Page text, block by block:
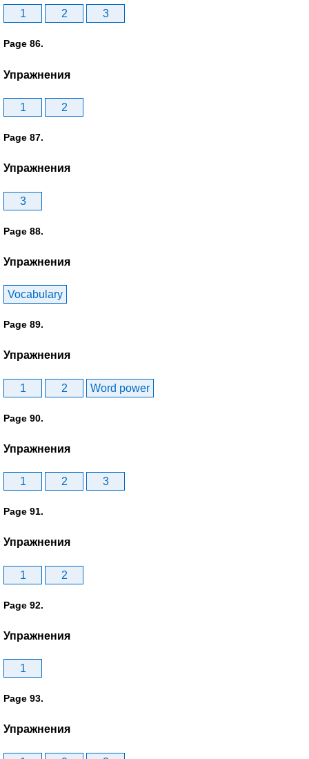
1 2 3
Page 86.
Упражнения
1 2
Page 87.
Упражнения
3
Page 88.
Упражнения
Vocabulary
Page 89.
Упражнения
1 2 Word power
Page 90.
Упражнения
1 2 3
Page 91.
Упражнения
1 2
Page 92.
Упражнения
1
Page 93.
Упражнения